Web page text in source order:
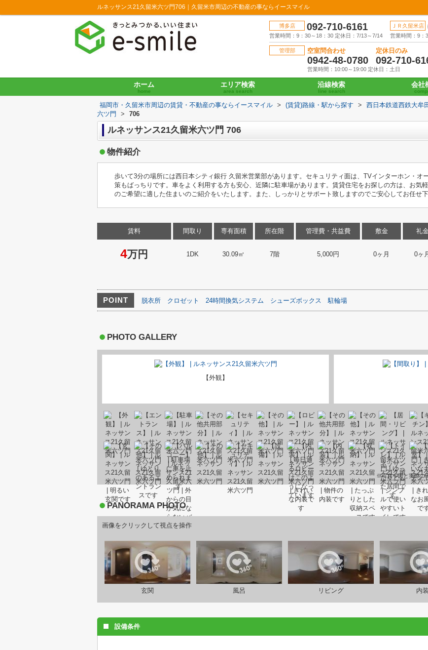
ルネッサンス21久留米六ツ門706｜久留米市周辺の不動産の事ならイースマイル
博多店 092-710-6161
営業時間：9：30～18：30 定休日：7/13～7/14
ＪＲ久留米店
営業時間：9：
管理部 空室問合わせ
0942-48-0780
定休日のみ
092-710-
営業時間：10:00～19:00 定休日：土日
ホーム
home
エリア検索
area search
沿線検索
line search
会社
福岡市・久留米市周辺の賃貸・不動産の事ならイースマイル > (賃貸)路線・駅から探す > 西日本鉄道西鉄大牟
六ツ門
> 706
ルネッサンス21久留米六ツ門 706
物件紹介
歩いて3分の場所には西日本シティ銀行 久留米営業部があります。セキュリティ面は、TVインターホン・オ
策もばっちりです。車をよく利用する方も安心、近隣に駐車場があります。賃貸住宅をお探しの方は、お気
のご希望に適した住まいのご紹介をいたします。また、しっかりとサポート致しますのでご安心してお任せ下
賃料
4万円
間取り
1DK
専有面積
30.09㎡
所在階
7階
管理費・共益費
5,000円
敷金
0ヶ月
礼金
0ヶ
POINT 脱衣所 クロゼット 24時間換気システム シューズボックス 駐輪場
PHOTO GALLERY
【外観】
※写真や図と実際の
PANORAMA PHOTO
画像をクリックして視点を操作
玄関 風呂 リビング 内装
設備条件